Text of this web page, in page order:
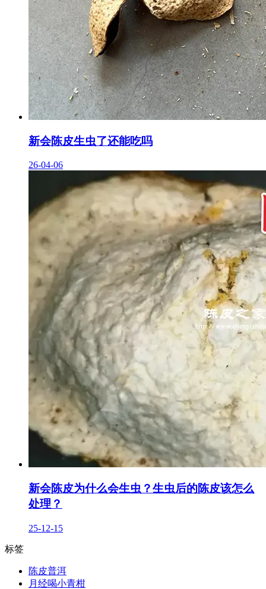
新会陈皮生虫了还能吃吗
26-04-06
新会陈皮为什么会生虫？生虫后的陈皮该怎么
处理？
25-12-15
标签
陈皮普洱
月经喝小青柑